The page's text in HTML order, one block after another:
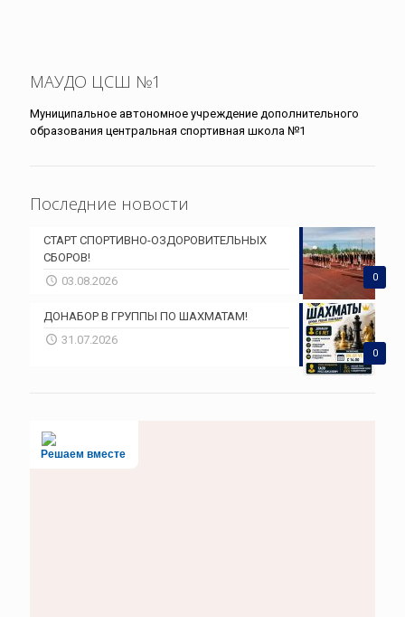
МАУДО ЦСШ №1
Муниципальное автономное учреждение дополнительного
образования центральная спортивная школа №1
Последние новости
0
СТАРТ СПОРТИВНО-ОЗДОРОВИТЕЛЬНЫХ
СБОРОВ!
03.08.2026
0
ДОНАБОР В ГРУППЫ ПО ШАХМАТАМ!
31.07.2026
Решаем вместе